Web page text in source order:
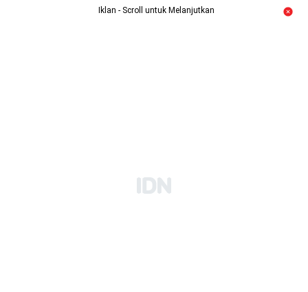
Iklan - Scroll untuk Melanjutkan